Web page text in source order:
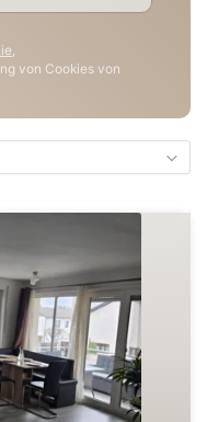
,
von Cookies von